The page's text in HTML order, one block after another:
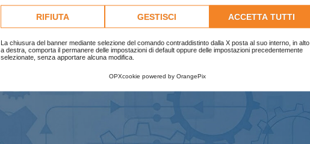
Consulta l'informativa cookie completa.
RIFIUTA GESTISCI ACCETTA TUTTI
La chiusura del banner mediante selezione del comando contraddistinto dalla X posta al suo interno, in alto
a destra, comporta il permanere delle impostazioni di default oppure delle impostazioni precedentemente
selezionate, senza apportare alcuna modifica.
OPXcookie powered by OrangePix